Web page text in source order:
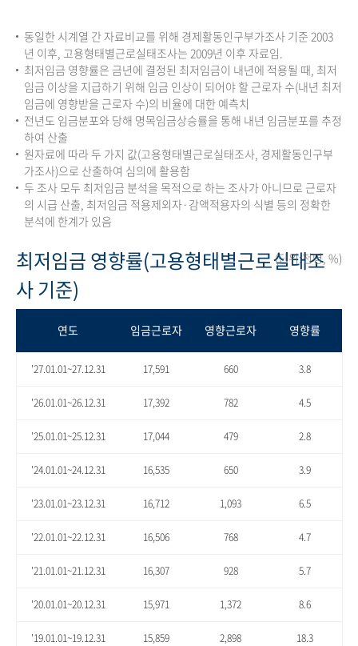
동일한 시계열 간 자료비교를 위해 경제활동인구부가조사 기준 2003
년 이후, 고용형태별근로실태조사는 2009년 이후 자료임.
최저임금 영향률은 금년에 결정된 최저임금이 내년에 적용될 때, 최저
임금 이상을 지급하기 위해 임금 인상이 되어야 할 근로자 수(내년 최저
임금에 영향받을 근로자 수)의 비율에 대한 예측치
전년도 임금분포와 당해 명목임금상승률을 통해 내년 임금분포를 추정
하여 산출
원자료에 따라 두 가지 값(고용형태별근로실태조사, 경제활동인구부
가조사)으로 산출하여 심의에 활용함
두 조사 모두 최저임금 분석을 목적으로 하는 조사가 아니므로 근로자
의 시급 산출, 최저임금 적용제외자·감액적용자의 식별 등의 정확한
분석에 한계가 있음
최저임금 영향률(고용형태별근로실태조
사 기준)
(단위:천명, %)
연도 임금근로자 영향근로자 영향률
'27.01.01~27.12.31 17,591 660 3.8
'26.01.01~26.12.31 17,392 782 4.5
'25.01.01~25.12.31 17,044 479 2.8
'24.01.01~24.12.31 16,535 650 3.9
'23.01.01~23.12.31 16,712 1,093 6.5
'22.01.01~22.12.31 16,506 768 4.7
'21.01.01~21.12.31 16,307 928 5.7
'20.01.01~20.12.31 15,971 1,372 8.6
'19.01.01~19.12.31 15,859 2,898 18.3